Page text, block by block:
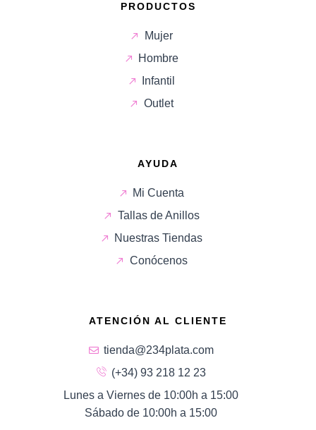
PRODUCTOS
Mujer
Hombre
Infantil
Outlet
AYUDA
Mi Cuenta
Tallas de Anillos
Nuestras Tiendas
Conócenos
ATENCIÓN AL CLIENTE
tienda@234plata.com
(+34) 93 218 12 23
Lunes a Viernes de 10:00h a 15:00
Sábado de 10:00h a 15:00